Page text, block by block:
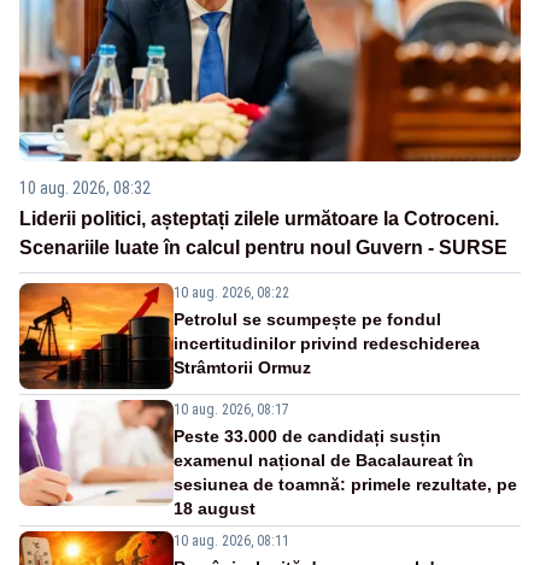
10 aug. 2026, 08:32
Liderii politici, așteptați zilele următoare la Cotroceni.
Scenariile luate în calcul pentru noul Guvern - SURSE
10 aug. 2026, 08:22
Petrolul se scumpește pe fondul
incertitudinilor privind redeschiderea
Strâmtorii Ormuz
10 aug. 2026, 08:17
Peste 33.000 de candidați susțin
examenul național de Bacalaureat în
sesiunea de toamnă: primele rezultate, pe
18 august
10 aug. 2026, 08:11